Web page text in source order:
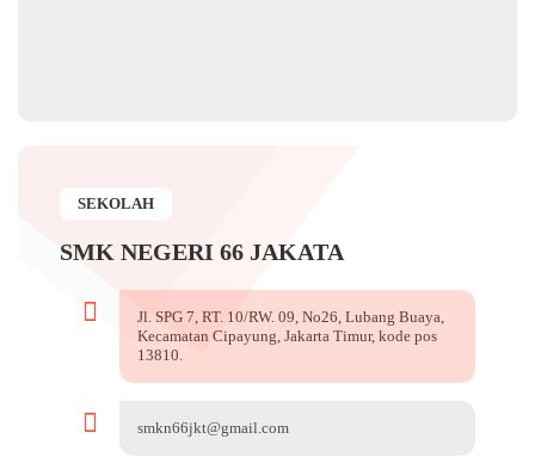
SEKOLAH
SMK NEGERI 66 JAKATA
Jl. SPG 7, RT. 10/RW. 09, No26, Lubang Buaya,
Kecamatan Cipayung, Jakarta Timur, kode pos
13810.
smkn66jkt@gmail.com